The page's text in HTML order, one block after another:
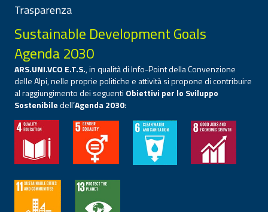
Trasparenza
Sustainable Development Goals
Agenda 2030
ARS.UNI.VCO E.T.S., in qualità di Info-Point della Convenzione
delle Alpi, nelle proprie politiche e attività si propone di contribuire
al raggiungimento dei seguenti Obiettivi per lo Sviluppo
Sostenibiledell’Agenda 2030: